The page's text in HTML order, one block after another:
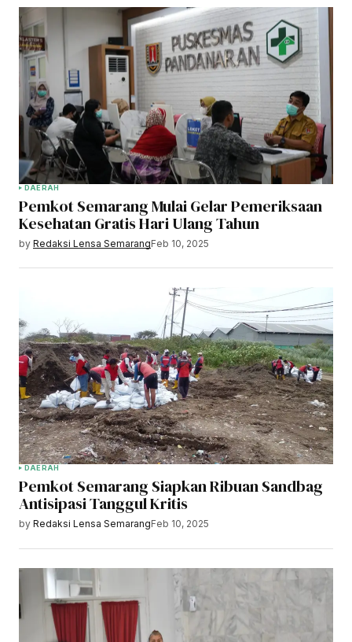
DAERAH
Pemkot Semarang Mulai Gelar Pemeriksaan
Kesehatan Gratis Hari Ulang Tahun
by Redaksi Lensa SemarangFeb 10, 2025
DAERAH
Pemkot Semarang Siapkan Ribuan Sandbag
Antisipasi Tanggul Kritis
by Redaksi Lensa SemarangFeb 10, 2025